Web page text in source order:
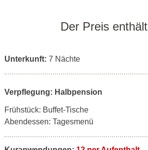
Der Preis enthält
Unterkunft: 7 Nächte
Verpflegung: Halbpension
Frühstück: Buffet-Tische
Abendessen: Tagesmenü